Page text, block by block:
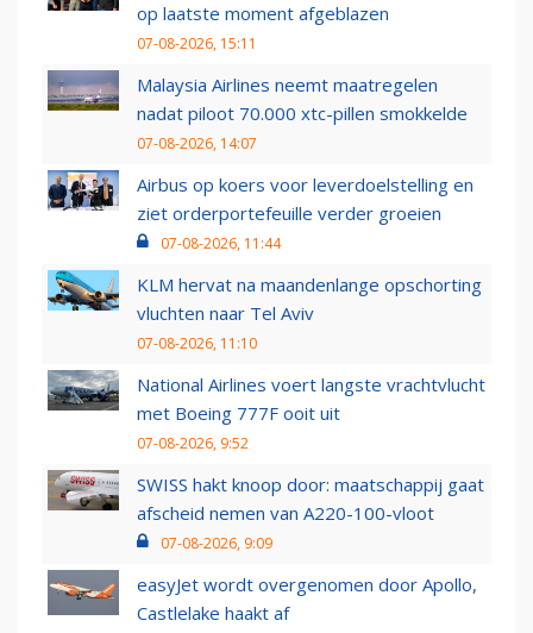
op laatste moment afgeblazen
07-08-2026, 15:11
Malaysia Airlines neemt maatregelen
nadat piloot 70.000 xtc-pillen smokkelde
07-08-2026, 14:07
Airbus op koers voor leverdoelstelling en
ziet orderportefeuille verder groeien
07-08-2026, 11:44
KLM hervat na maandenlange opschorting
vluchten naar Tel Aviv
07-08-2026, 11:10
National Airlines voert langste vrachtvlucht
met Boeing 777F ooit uit
07-08-2026, 9:52
SWISS hakt knoop door: maatschappij gaat
afscheid nemen van A220-100-vloot
07-08-2026, 9:09
easyJet wordt overgenomen door Apollo,
Castlelake haakt af